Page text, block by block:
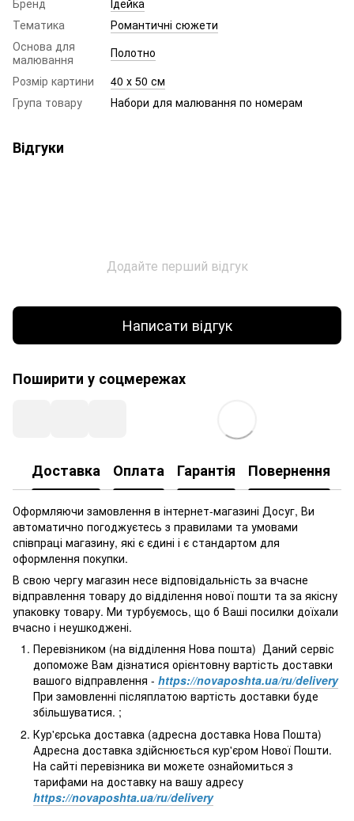
Тематика
Романтичні сюжети
Основа для
малювання
Полотно
Розмір картини
40 х 50 см
Група товару
Набори для малювання по номерам
Відгуки
Додайте перший відгук
Написати відгук
Поширити у соцмережах
Доставка Оплата Гарантія Повернення
Оформляючи замовлення в інтернет-магазині Досуг, Ви
автоматично погоджуєтесь з правилами та умовами
співпраці магазину, які є єдині і є стандартом для
оформлення покупки.
В свою чергу магазин несе відповідальність за вчасне
відправлення товару до відділення нової пошти та за якісну
упаковку товару. Ми турбуємось, що б Ваші посилки доїхали
вчасно і неушкоджені.
Перевізником (на відділення Нова пошта) Даний сервіс
допоможе Вам дізнатися орієнтовну вартість доставки
вашого відправлення - https://novaposhta.ua/ru/delivery
При замовленні післяплатою вартість доставки буде
збільшуватися. ;
Кур'єрська доставка (адресна доставка Нова Пошта)
Адресна доставка здійснюється кур'єром Нової Пошти.
На сайті перевізника ви можете ознайомиться з
тарифами на доставку на вашу адресу
https://novaposhta.ua/ru/delivery